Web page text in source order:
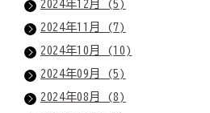
2024年12月 (5)
2024年11月 (7)
2024年10月 (10)
2024年09月 (5)
2024年08月 (8)